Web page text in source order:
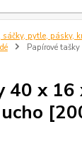
pytle, pásky,
Papírové
40 x 16